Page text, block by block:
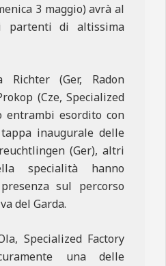
3 maggio) avrà al
di altissima
Richter (Ger, Radon
(Cze, Specialized
entrambi esordito con
inaugurale delle
(Ger), altri
specialità hanno
sul percorso
del Garda.
Specialized Factory
una delle